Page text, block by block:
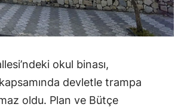
okul binası,
devletle trampa
oldu. Plan ve Bütçe